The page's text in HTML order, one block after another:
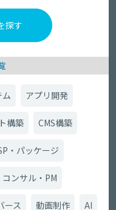
アプリ開発
構築 CMS構築
・パッケージ
コンサル・PM
ース 動画制作 AI